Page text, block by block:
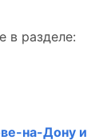
в разделе:
на-Дону и